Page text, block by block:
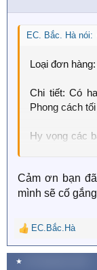
n
s
EC. Bắc. Hà nói:
Loại đơn
Chi tiết: Có
Phong cách
Hy vọng các
bao lâu cũng
Cảm ơn bạn
mình sẽ cố
R
e
a
EC.Bắc.Hà
★